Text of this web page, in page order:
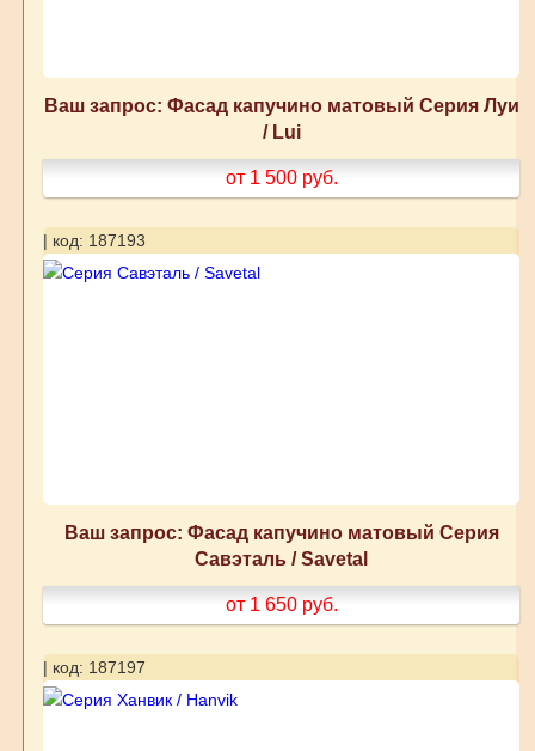
Ваш запрос: Фасад капучино матовый Серия Луи
/ Lui
от 1 500 руб.
| код: 187193
Ваш запрос: Фасад капучино матовый Серия
Савэталь / Savetal
от 1 650 руб.
| код: 187197